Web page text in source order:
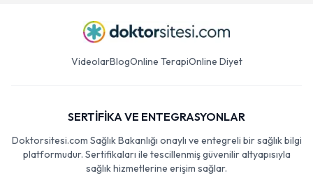
VideolarBlogOnline TerapiOnline Diyet
SERTİFİKA VE ENTEGRASYONLAR
Doktorsitesi.com Sağlık Bakanlığı onaylı ve entegreli bir sağlık bilgi
platformudur. Sertifikaları ile tescillenmiş güvenilir altyapısıyla
sağlık hizmetlerine erişim sağlar.